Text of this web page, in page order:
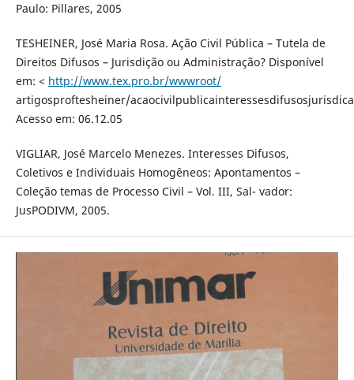
Paulo: Pillares, 2005
TESHEINER, José Maria Rosa. Ação Civil Pública – Tutela de
Direitos Difusos – Jurisdição ou Administração? Disponível
em: < http://www.tex.pro.br/wwwroot/
artigosproftesheiner/
Acesso em: 06.12.05
VIGLIAR, José Marcelo Menezes. Interesses Difusos,
Coletivos e Individuais Homogêneos: Apontamentos –
Coleção temas de Processo Civil – Vol. III, Sal- vador:
JusPODIVM, 2005.